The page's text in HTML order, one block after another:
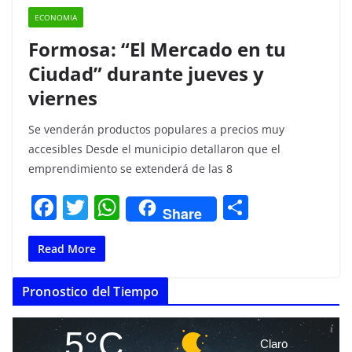
ECONOMIA
Formosa: “El Mercado en tu
Ciudad” durante jueves y
viernes
Se venderán productos populares a precios muy
accesibles Desde el municipio detallaron que el
emprendimiento se extenderá de las 8
F
a
c
e
b
o
T
w
itt
er
W
h
s
A
p
Share
ar
tir
Read More
Pronostico del Tiempo
Claro